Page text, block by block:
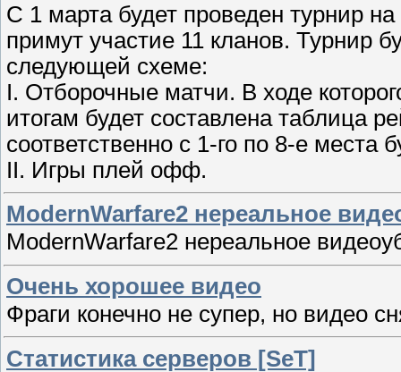
С 1 марта будет проведен турнир
примут участие 11 кланов. Турнир
следующей схеме:
I. Отборочные матчи. В ходе
итогам будет составлена таблица
соответственно с 1-го по 8-е
II. Игры плей офф.
ModernWarfare2 нереальное
ModernWarfare2 нереальное
Очень хорошее видео
Фраги конечно не супер, но видео
Статистика серверов [SeT]